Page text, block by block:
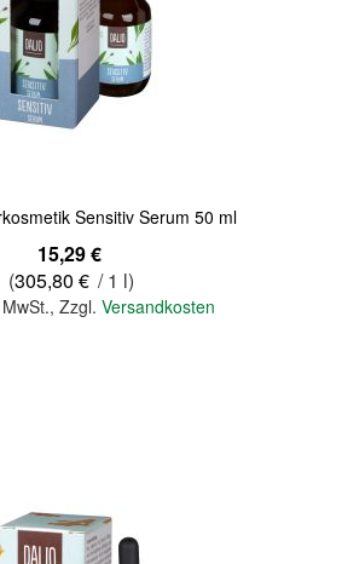
Sensitiv Serum 50 ml
15,29 €
(305,80 € / 1 l)
, Zzgl. Versandkosten